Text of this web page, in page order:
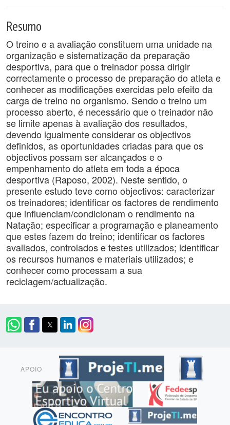
Resumo
O treino e a avaliação constituem uma unidade na
organização e sistematização da preparação
desportiva, para que o treinador possa dirigir
correctamente o processo de preparação do atleta e
conhecer as modificações exercidas pelo efeito da
carga de treino no organismo. Sendo o treino um
processo aberto, é necessário que o treinador não
se limite apenas à avaliação dos resultados,
devendo igualmente considerar os objectivos
definidos, as oportunidades criadas para que os
objectivos possam ser alcançados e o
empenhamento do atleta em toda a época
desportiva (Raposo, 2002). Neste sentido, o
presente estudo teve como objectivos: caracterizar
os treinadores; identificar os factores de rendimento
que influenciam/condicionam o rendimento na
Natação; especificar a programação e planeamento
que estes fazem do treino; identificar os factores
avaliados, controlados e testes utilizados; identificar
os recursos humanos e materiais utilizados; e
conhecer como processam a sua
reciclagem/actualização.
APOIO